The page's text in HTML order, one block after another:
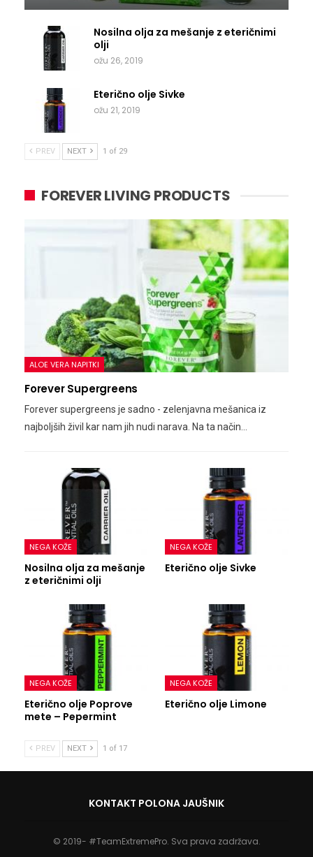
Nosilna olja za mešanje z eteričnimi
olji
ožu 26, 2019
Eterično olje Sivke
ožu 21, 2019
PREV NEXT 1 of 29
FOREVER LIVING PRODUCTS
ALOE VERA NAPITKI
Forever Supergreens
Forever supergreens je sadno - zelenjavna mešanica iz
najboljših živil kar nam jih nudi narava. Na ta način…
NEGA KOŽE
Nosilna olja za mešanje
z eteričnimi olji
NEGA KOŽE
Eterično olje Sivke
NEGA KOŽE
Eterično olje Poprove
mete – Pepermint
NEGA KOŽE
Eterično olje Limone
PREV NEXT 1 of 17
KONTAKT POLONA JAUŠNIK
© 2019- #TeamExtremePro. Sva prava zadržava.